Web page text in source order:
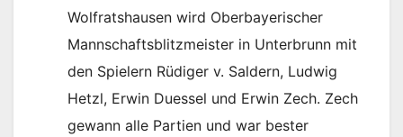
Wolfratshausen wird Oberbayerischer
Mannschaftsblitzmeister in Unterbrunn mit
den Spielern Rüdiger v. Saldern, Ludwig
Hetzl, Erwin Duessel und Erwin Zech. Zech
gewann alle Partien und war bester